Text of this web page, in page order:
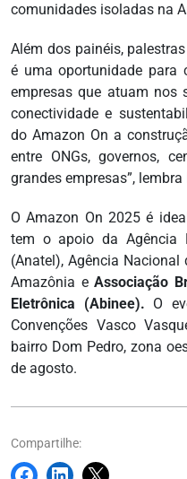
comunidades isoladas na
Além dos painéis,
é uma oportunidade para
empresas que atuam nos
conectividade e
do Amazon On a
entre ONGs, governos,
grandes empresas”, lembra
O Amazon On 2025 é
tem o apoio da Agência
(Anatel), Agência Nacional
Amazônia eAssociação
Eletrônica (Abinee). O
Convenções Vasco
bairro Dom Pedro, zona
de agosto.
Compartilhe: